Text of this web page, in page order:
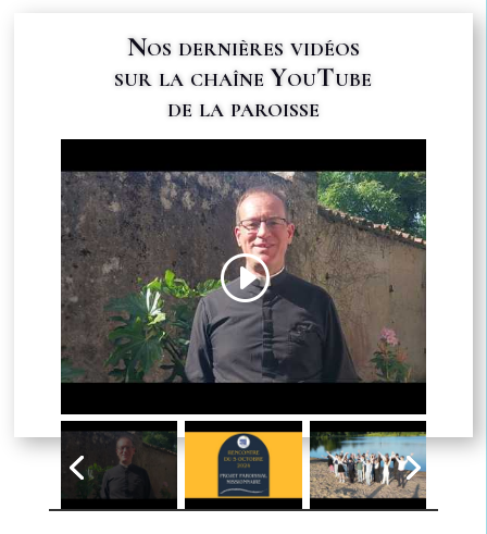
Nos dernières vidéos
sur la chaîne YouTube
de la paroisse
Cliquez pour accepter les cookies
marketing et activer ce contenu